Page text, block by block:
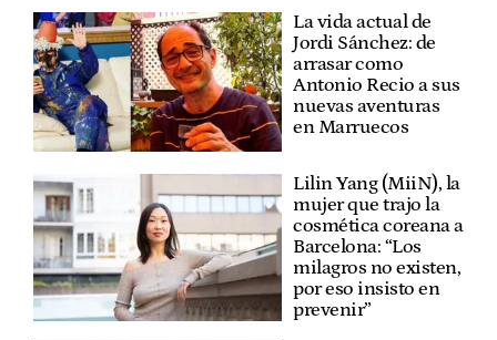
La vida actual de
Jordi Sánchez: de
arrasar como
Antonio Recio a sus
nuevas aventuras
en Marruecos
Lilin Yang (MiiN), la
mujer que trajo la
cosmética coreana a
Barcelona: “Los
milagros no existen,
por eso insisto en
prevenir”